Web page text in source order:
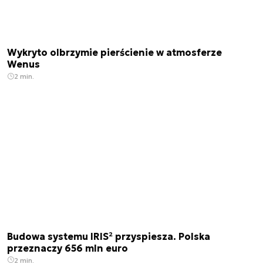
Wykryto olbrzymie pierścienie w atmosferze
Wenus
2 min.
Budowa systemu IRIS² przyspiesza. Polska
przeznaczy 656 mln euro
2 min.